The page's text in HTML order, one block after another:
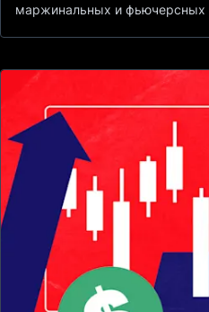
маржинальных и фьючерсных